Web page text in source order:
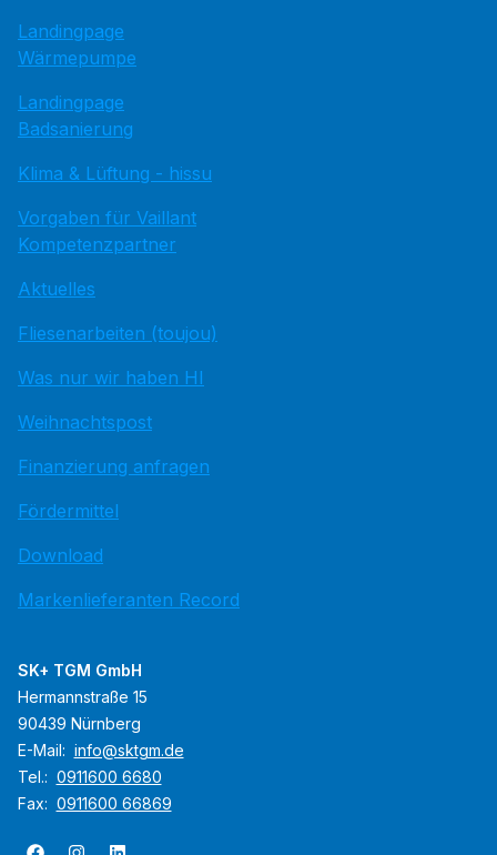
Landingpage
Wärmepumpe
Landingpage
Badsanierung
Klima & Lüftung - hissu
Vorgaben für Vaillant
Kompetenzpartner
Aktuelles
Fliesenarbeiten (toujou)
Was nur wir haben HI
Weihnachtspost
Finanzierung anfragen
Fördermittel
Download
Markenlieferanten Record
SK+ TGM GmbH
Hermannstraße 15
90439 Nürnberg
E-Mail: info@sktgm.de
Tel.: 0911600 6680
Fax: 0911600 66869